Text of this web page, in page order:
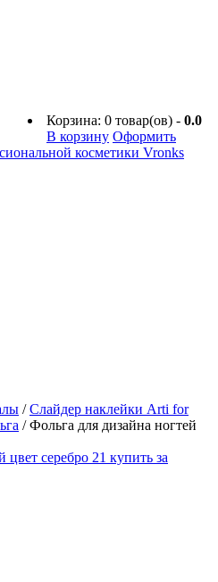
Корзина: 0 товар(ов) - 0.0
В корзину Оформить
/Слайдер наклейки Arti for
/Фольга для дизайна ногтей